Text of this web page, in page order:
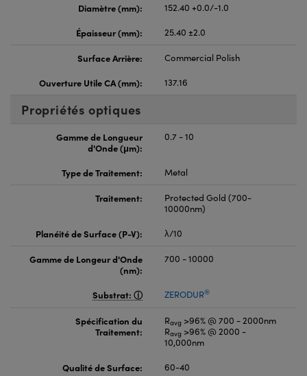
Diamètre (mm):
152.40 +0.0/-1.0
Épaisseur (mm):
25.40 ±2.0
Surface Arrière:
Commercial Polish
Ouverture Utile CA (mm):
137.16
Propriétés optiques
Gamme de Longueur
d'Onde (μm):
0.7 - 10
Type de Traitement: Metal
Traitement:
Protected Gold (700-
10000nm)
Planéité de Surface (P-V):
λ/10
Gamme de Longeur d'Onde
(nm):
700 - 10000
Substrat: ZERODUR®
Spécification du
Traitement:
Ravg >96% @ 700 - 2000nm
Ravg >96% @ 2000 -
10,000nm
Qualité de Surface:
60-40